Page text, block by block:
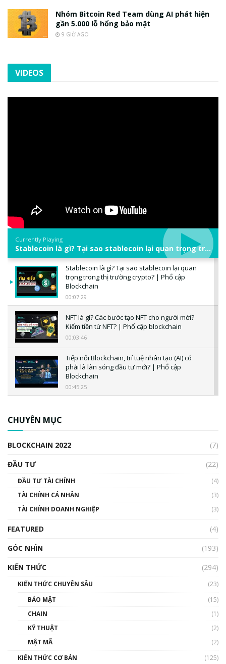
Nhóm Bitcoin Red Team dùng AI phát hiện
gần 5.000 lỗ hổng bảo mật
9 GIỜ AGO
VIDEOS
Currently Playing
Stablecoin là gì? Tại sao stablecoin lại quan trọng trong thị trường crypto? | Phổ cập Blockchain
Stablecoin là gì? Tại sao stablecoin lại quan
trọng trong thị trường crypto? | Phổ cập
Blockchain
00:07:29
NFT là gì? Các bước tạo NFT cho người mới?
Kiếm tiền từ NFT? | Phổ cập blockchain
00:03:46
Tiếp nối Blockchain, trí tuệ nhân tạo (AI) có
phải là làn sóng đầu tư mới? | Phổ cập
Blockchain
00:45:25
00:02:14
Nhìn lại năm 2022: Những sự kiện ảnh hưởng
đến hệ sinh thái tiền mã hoá | Phổ cập
00:43:47
CHUYÊN MỤC
BLOCKCHAIN 2022
(7)
ĐẦU TƯ
(22)
ĐẦU TƯ TÀI CHÍNH
(4)
TÀI CHÍNH CÁ NHÂN
(3)
TÀI CHÍNH DOANH NGHIỆP
(3)
FEATURED
(4)
GÓC NHÌN
(193)
KIẾN THỨC
(294)
KIẾN THỨC CHUYÊN SÂU
(23)
BẢO MẬT
(15)
CHAIN
(1)
KỸ THUẬT
(2)
MẬT MÃ
(2)
KIẾN THỨC CƠ BẢN
(125)